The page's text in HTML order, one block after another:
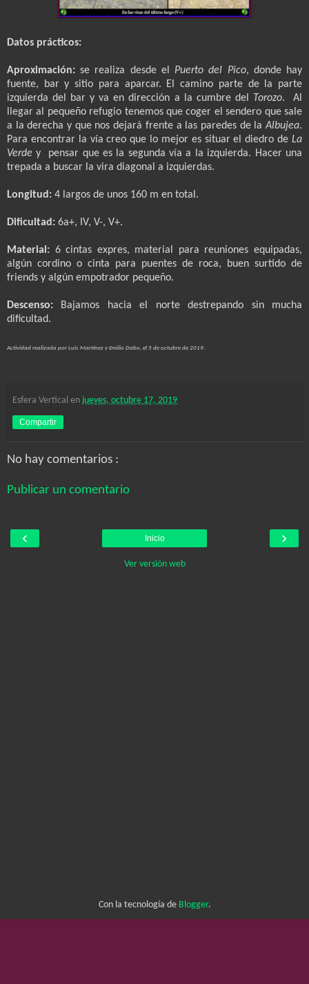
Datos prácticos:
Aproximación: se realiza desde el Puerto del Pico, donde hay
fuente, bar y sitio para aparcar. El camino parte de la parte
izquierda del bar y va en dirección a la cumbre del
Torozo.
Al
llegar al pequeño refugio tenemos que coger el sendero que sale
a la derecha y que nos dejará frente a las paredes de laAlbujea.
Para encontrar la vía creo que lo mejor es situar el diedro de La
Verde y
pensar que es la segunda vía a la izquierda. Hacer una
trepada a buscar la vira diagonal a izquierdas.
Longitud: 4 largos de unos 160 m en total.
Dificultad: 6a+, IV, V-, V+.
Material: 6 cintas expres, material para reuniones equipadas,
algún cordino o cinta para puentes de roca, buen surtido de
friends y algún empotrador pequeño.
Descenso: Bajamos hacia el norte destrepando sin mucha
dificultad.
Actividad realizada por Luis Martínez y Emilio Dabo, el 5 de octubre de 2019.
Esfera Vertical en jueves, octubre 17, 2019
Compartir
No hay comentarios :
Publicar un comentario
‹ ›
Inicio
Ver versión web
Con la tecnología de Blogger.